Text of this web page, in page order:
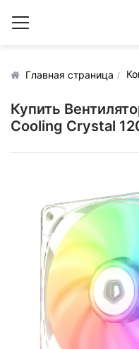
Главная страница
Купить
Cooling Crystal